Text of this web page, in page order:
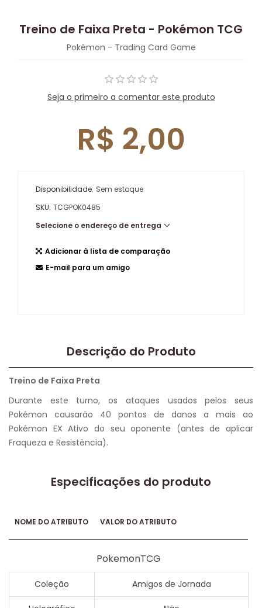
Treino de Faixa Preta - Pokémon TCG
Pokémon - Trading Card Game
Seja o primeiro a comentar este produto
R$ 2,00
Disponibilidade: Sem estoque
SKU: TCGPOK0485
Selecione o endereço de entrega
Adicionar à lista de comparação
E-mail para um amigo
Descrição do Produto
Treino de Faixa Preta
Durante este turno, os ataques usados pelos seus
Pokémon causarão 40 pontos de danos a mais ao
Pokémon EX Ativo do seu oponente (antes de aplicar
Fraqueza e Resistência).
Especificações do produto
NOME DO ATRIBUTO VALOR DO ATRIBUTO
PokemonTCG
Coleção Amigos de Jornada